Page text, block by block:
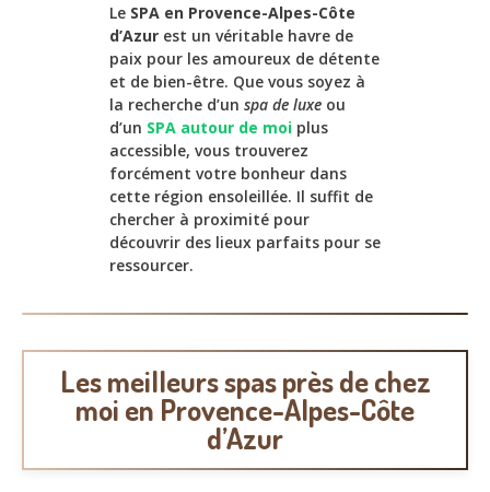
Le SPA en Provence-Alpes-Côte
d’Azur est un véritable havre de
paix pour les amoureux de détente
et de bien-être. Que vous soyez à
la recherche d’un spa de luxe ou
d’un SPA autour de moi plus
accessible, vous trouverez
forcément votre bonheur dans
cette région ensoleillée. Il suffit de
chercher à proximité pour
découvrir des lieux parfaits pour se
ressourcer.
Les meilleurs spas près de chez
moi en Provence-Alpes-Côte
d’Azur